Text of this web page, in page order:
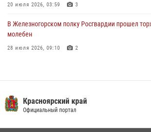
20 июля 2026, 03:59 3
В Железногорском полку Росгвардии прошел
молебен
28 июля 2026, 09:10 2
10 июля 2026, 06:18 4
Военнослужащие Росгвардии железногорской
Росгвардии получили штатное вооружение
Красноярский край
Официальный портал